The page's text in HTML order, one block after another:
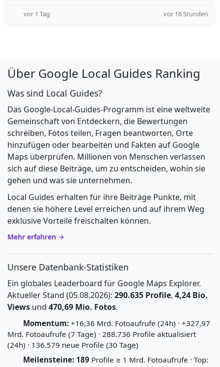
vor 1 Tag vor 16 Stunden
Über Google Local Guides Ranking
Was sind Local Guides?
Das Google-Local-Guides-Programm ist eine weltweite
Gemeinschaft von Entdeckern, die Bewertungen
schreiben, Fotos teilen, Fragen beantworten, Orte
hinzufügen oder bearbeiten und Fakten auf Google
Maps überprüfen. Millionen von Menschen verlassen
sich auf diese Beiträge, um zu entscheiden, wohin sie
gehen und was sie unternehmen.
Local Guides erhalten für ihre Beiträge Punkte, mit
denen sie höhere Level erreichen und auf ihrem Weg
exklusive Vorteile freischalten können.
Mehr erfahren →
Unsere Datenbank-Statistiken
Ein globales Leaderboard für Google Maps Explorer.
Aktueller Stand (05.08.2026): 290.635 Profile, 4,24 Bio.
Views und 470,69 Mio. Fotos.
Momentum: +16,36 Mrd. Fotoaufrufe (24h) · +327,97
Mrd. Fotoaufrufe (7 Tage) · 288.736 Profile aktualisiert
(24h) · 136.579 neue Profile (30 Tage)
Meilensteine: 189 Profile ≥ 1 Mrd. Fotoaufrufe · Top: